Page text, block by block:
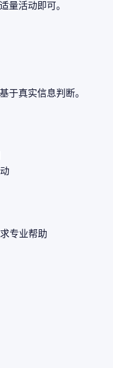
量活动即可。
于真实信息判断。
专业帮助